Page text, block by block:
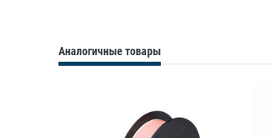
Аналогичные товары